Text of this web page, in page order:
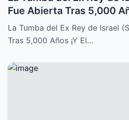
Fue Abierta Tras 5,000
Conmocionó al Mundo!
La Tumba del Ex Rey de Israel
Tras 5,000 Años ¡Y El…